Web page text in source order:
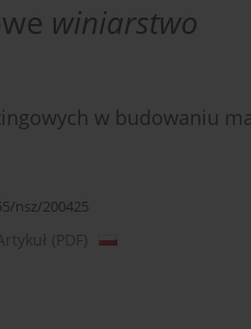
winiarstwo
w budowaniu
nsz/200425
(PDF)